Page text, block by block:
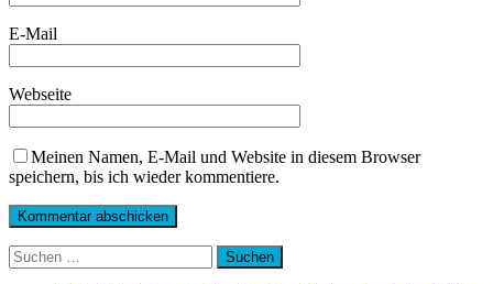
E-Mail
Webseite
Meinen Namen, E-Mail und Website in diesem Browser
speichern, bis ich wieder kommentiere.
Suchen
nach: